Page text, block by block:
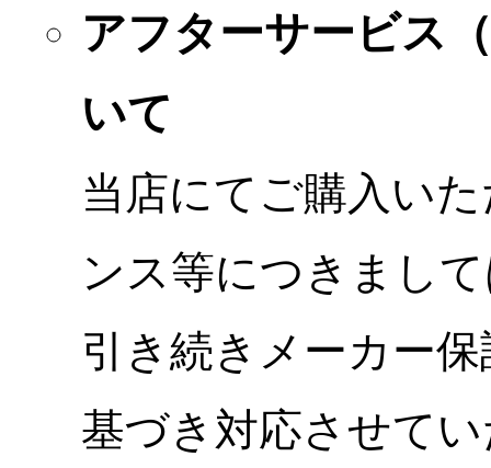
アフターサービス
いて
当店にてご購入い
ンス等につきまし
引き続きメーカー
基づき対応させて